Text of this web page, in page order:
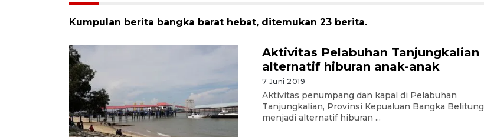
Kumpulan berita bangka barat hebat, ditemukan 23 berita.
Aktivitas Pelabuhan Tanjungkalian
alternatif hiburan anak-anak
7 Juni 2019
Aktivitas penumpang dan kapal di Pelabuhan
Tanjungkalian, Provinsi Kepualuan Bangka Belitung
menjadi alternatif hiburan ...